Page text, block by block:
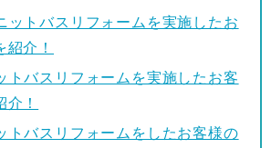
ットバスリフォームを実施したお
介！
トバスリフォームを実施したお客
！
トバスリフォームをしたお客様の